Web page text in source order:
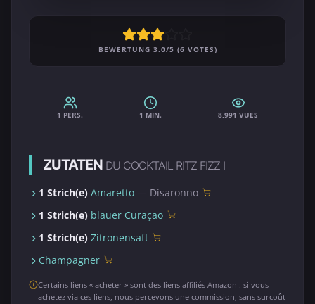
BEWERTUNG 3.0/5 (6 VOTES)
1 PERS. 1 MIN. 8,991 VUES
ZUTATEN DU COCKTAIL RITZ FIZZ I
1 Strich(e) Amaretto — Disaronno
1 Strich(e) blauer Curaçao
1 Strich(e) Zitronensaft
Champagner
Certains liens « acheter » sont des liens affiliés Amazon : si vous
achetez via ces liens, nous percevons une commission, sans surcoût